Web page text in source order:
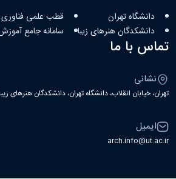
دانشگاه تهران
دانشکدگان هنرهای زیبا
قطب علمی
سامانه جامع
تماس با ما
نشانی
تهران، خیابان انقلاب، دانشگاه تهران، دانشکدگان هنرهای
ایمیل
arch.info@ut.ac.ir